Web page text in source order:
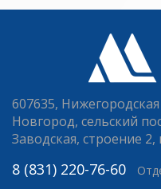
607635,
Новгород, сельский
Заводская, строение
8 (831) 220-76-60